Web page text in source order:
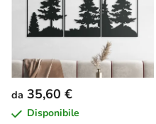
da 35,60 €
Disponibile